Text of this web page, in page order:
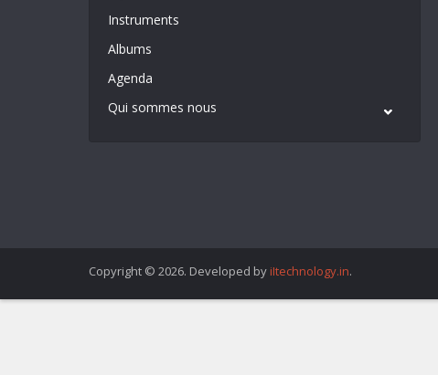
Instruments
Albums
Agenda
Qui sommes nous
Copyright © 2026. Developed by iItechnology.in.